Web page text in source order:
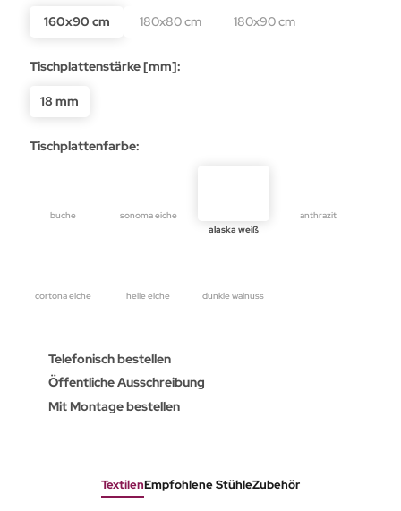
160x90 cm
180x80 cm 180x90 cm
Tischplattenstärke [mm]:
18 mm
Tischplattenfarbe:
buche
sonoma eiche
alaska weiß
anthrazit
cortona eiche helle eiche dunkle walnuss
Telefonisch bestellen
Öffentliche Ausschreibung
Mit Montage bestellen
TextilenEmpfohlene StühleZubehör